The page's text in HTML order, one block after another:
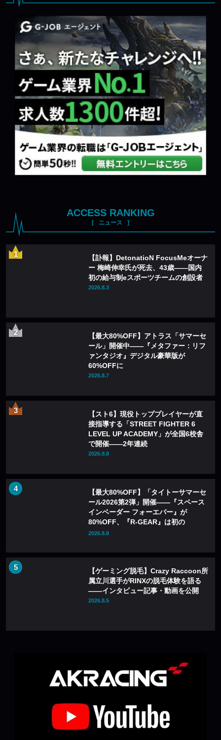
ACCESS RANKING
ニュース
【訃報】DetonatioN FocusMeオーナ
ー 梅崎伸幸氏が死去、43歳——国内
初の給与制eスポーツチームの創設者
2026.8.3
【最大80%OFF】アトラス「サマーセ
ール」開催中——『メタファー：リフ
ァンタジオ』デジタル豪華版が
60%OFFに
2026.8.7
【スト6】現役トッププレイヤーが直
接指導する「STREET FIGHTER 6
LEVEL UP ACADEMY」が全国6校舎
で開催——2年連続
2026.8.8
【最大80%OFF】「タイトーサマーセ
ール2026第2弾」開催——『スペース
インベーダー フォーエバー』が
80%OFF、『R-GEAR』は初の
77%OFFに
2026.8.8
【ゲーミング脱毛】Crazy Raccoon所
属立川選手がRINXの脱毛体験を語る
——インタビュー記事・動画を公開
2026.8.5